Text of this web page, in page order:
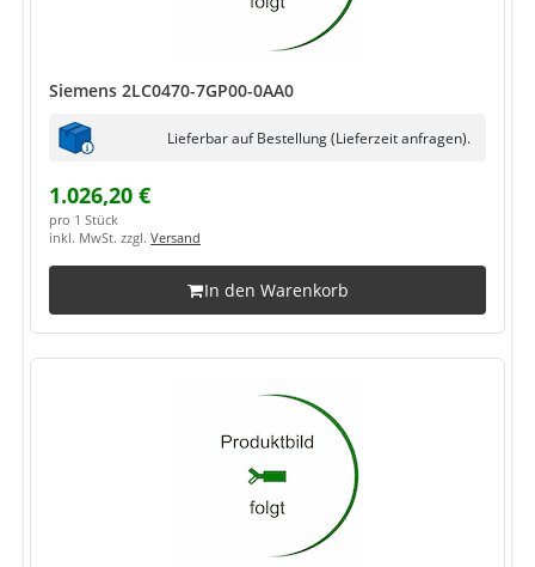
Siemens 2LC0470-7GP00-0AA0
Lieferbar auf Bestellung (Lieferzeit anfragen).
1.026,20 €
pro 1 Stück
inkl. MwSt. zzgl. Versand
In den Warenkorb